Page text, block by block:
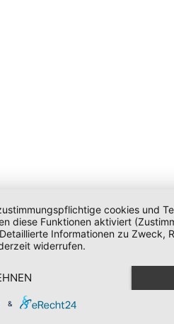
cookies und
diese Funktionen aktiviert
Informationen zu Zweck,
widerrufen.
&